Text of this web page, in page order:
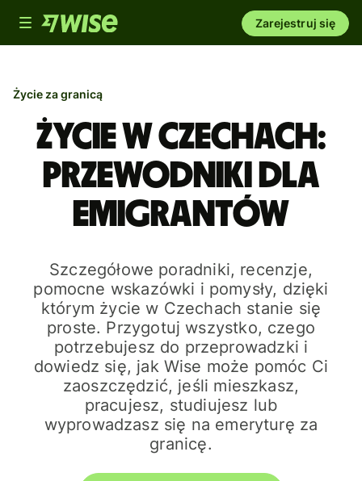
Toggle
navigation
Zarejestruj się
Życie za granicą
Życie w Czechach:
przewodniki dla
emigrantów
Szczegółowe poradniki, recenzje,
pomocne wskazówki i pomysły, dzięki
którym życie w Czechach stanie się
proste. Przygotuj wszystko, czego
potrzebujesz do przeprowadzki i
dowiedz się, jak Wise może pomóc Ci
zaoszczędzić, jeśli mieszkasz,
pracujesz, studiujesz lub
wyprowadzasz się na emeryturę za
granicę.